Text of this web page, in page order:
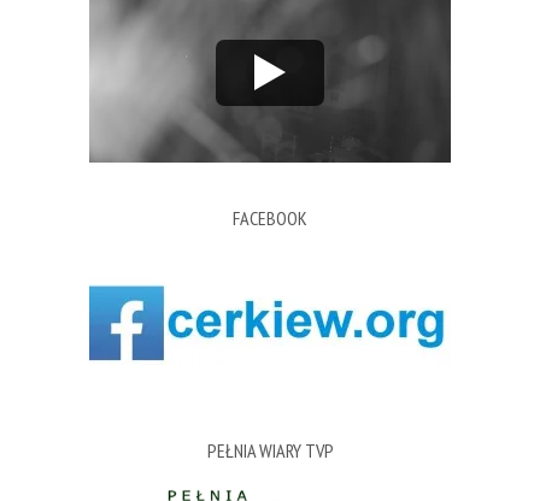
FACEBOOK
PEŁNIA WIARY TVP